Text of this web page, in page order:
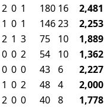
2 0 1 180 16
2,481
1 0 1 14623
2,253
2 1 3 75 10
1,889
0 0 2 54 10
1,362
0 0 0 43 6
2,227
1 0 2 48 4
2,000
2 0 0 40 8
1,778